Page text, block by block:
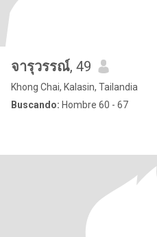
จารุวรรณ์, 49
Khong Chai, Kalasin, Tailandia
Buscando: Hombre 60 - 67